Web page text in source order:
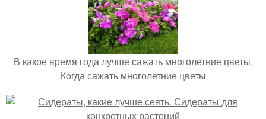
В какое время года лучше сажать многолетние цветы.
Когда сажать многолетние цветы